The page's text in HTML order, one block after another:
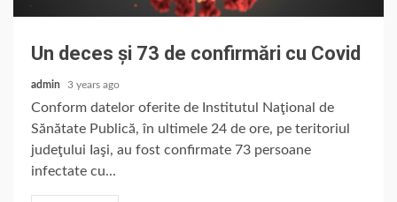
Un deces și 73 de confirmări cu Covid
admin 3 years ago
Conform datelor oferite de Institutul Naţional de
Sănătate Publică, în ultimele 24 de ore, pe teritoriul
judeţului Iaşi, au fost confirmate 73 persoane
infectate cu...